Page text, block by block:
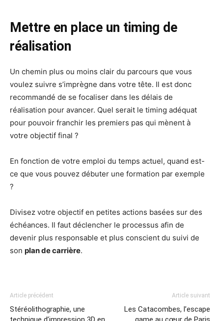
Mettre en place un timing de
réalisation
Un chemin plus ou moins clair du parcours que vous
voulez suivre s’imprègne dans votre tête. Il est donc
recommandé de se focaliser dans les délais de
réalisation pour avancer. Quel serait le timing adéquat
pour pouvoir franchir les premiers pas qui mènent à
votre objectif final ?
En fonction de votre emploi du temps actuel, quand est-
ce que vous pouvez débuter une formation par exemple
?
Divisez votre objectif en petites actions basées sur des
échéances. Il faut déclencher le processus afin de
devenir plus responsable et plus conscient du suivi de
son plan de carrière.
Article précédent
Stéréolithographie, une
Article suivant
Les Catacombes, l’escape